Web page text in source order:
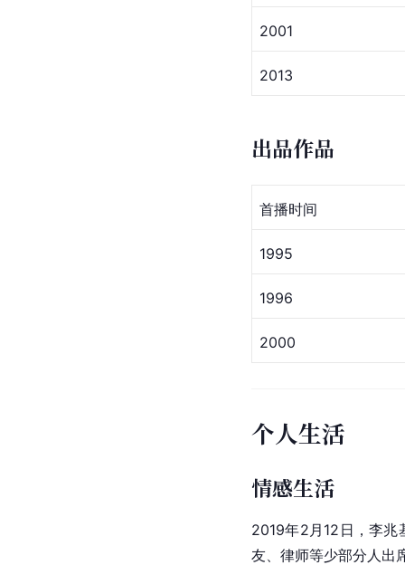
2001
2013
出品作品
首播时间
1995
1996
2000
个人生活
情感生活
2019年2月12日，李兆
友、律师等少部分人出